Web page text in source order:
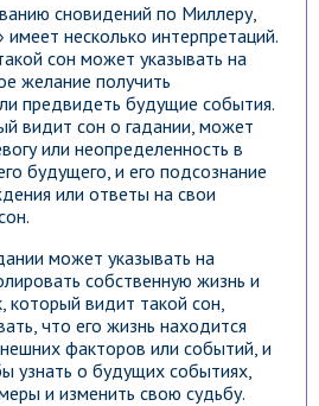
сновидений по Миллеру,
имеет несколько интерпретаций.
сон может указывать на
желание получить
предвидеть будущие события.
видит сон о гадании, может
или неопределенность в
будущего, и его подсознание
или ответы на свои
может указывать на
собственную жизнь и
который видит такой сон,
что его жизнь находится
факторов или событий, и
узнать о будущих событиях,
и изменить свою судьбу.